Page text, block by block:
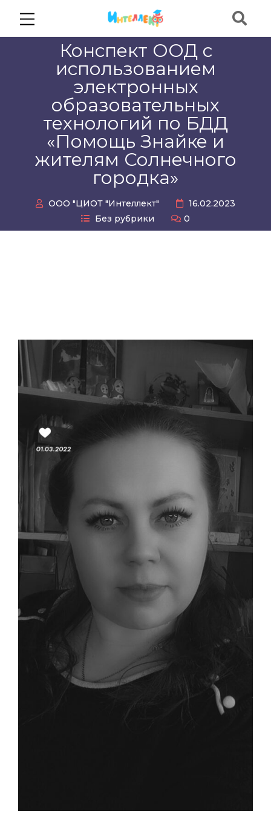
Конспект ООД с
использованием
электронных
образовательных
технологий по БДД
«Помощь Знайке и
жителям Солнечного
городка»
ООО "ЦИОТ "Интеллект"
16.02.2023
Без рубрики
0